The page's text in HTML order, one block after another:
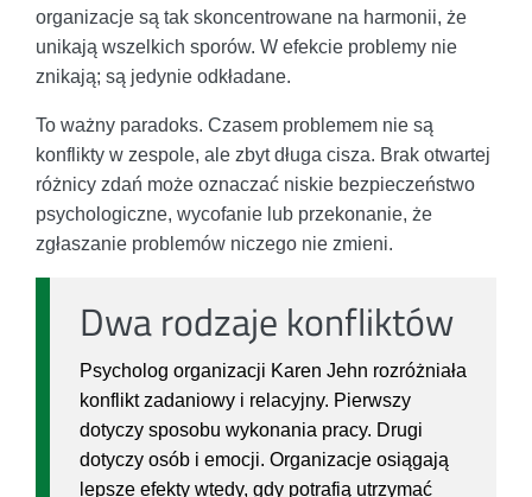
organizacje są tak skoncentrowane na harmonii, że
unikają wszelkich sporów. W efekcie problemy nie
znikają; są jedynie odkładane.
To ważny paradoks. Czasem problemem nie są
konflikty w zespole, ale zbyt długa cisza. Brak otwartej
różnicy zdań może oznaczać niskie bezpieczeństwo
psychologiczne, wycofanie lub przekonanie, że
zgłaszanie problemów niczego nie zmieni.
Dwa rodzaje konfliktów
Psycholog organizacji Karen Jehn rozróżniała
konflikt zadaniowy i relacyjny. Pierwszy
dotyczy sposobu wykonania pracy. Drugi
dotyczy osób i emocji. Organizacje osiągają
lepsze efekty wtedy, gdy potrafią utrzymać